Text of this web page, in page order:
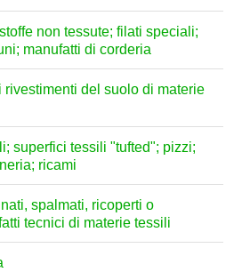
non tessute; filati speciali;
manufatti di corderia
rivestimenti del suolo di materie
superfici tessili "tufted"; pizzi;
ricami
spalmati, ricoperti o
tecnici di materie tessili